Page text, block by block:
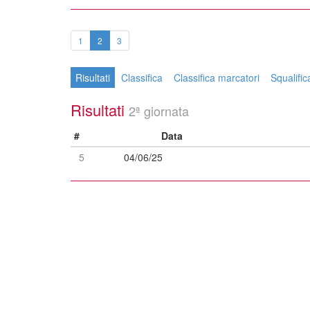
1 2 (current)
3
Risultati Classifica Classifica marcatori
Risultati 2ª giornata
# Data
5
04/06/25